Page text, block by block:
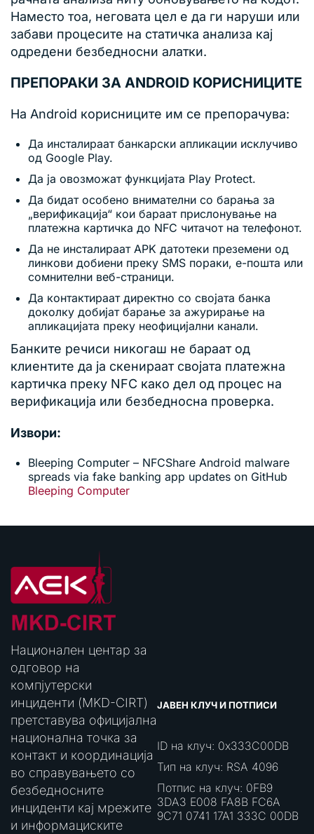
Наместо тоа, неговата цел е да ги наруши или
забави процесите на статичка анализа кај
одредени безбедносни алатки.
ПРЕПОРАКИ ЗА ANDROID КОРИСНИЦИТЕ
На Android корисниците им се препорачува:
Да инсталираат банкарски апликации исклучиво
од Google Play.
Да ја овозможат функцијата Play Protect.
Да бидат особено внимателни со барања за
„верификација“ кои бараат прислонување на
платежна картичка до NFC читачот на телефонот.
Да не инсталираат APK датотеки преземени од
линкови добиени преку SMS пораки, е-пошта или
сомнителни веб-страници.
Да контактираат директно со својата банка
доколку добијат барање за ажурирање на
апликацијата преку неофицијални канали.
Банките речиси никогаш не бараат од
клиентите да ја скенираат својата платежна
картичка преку NFC како дел од процес на
верификација или безбедносна проверка.
Извори:
Bleeping Computer – NFCShare Android malware
spreads via fake banking app updates on GitHub
Bleeping Computer
Национален центар за
одговор на
компјутерски
инциденти (MKD-CIRT)
претставува официјална
национална точка за
контакт и координација
во справувањето со
безбедносните
инциденти кај мрежите
и информациските
ЈАВЕН КЛУЧ И ПОТПИСИ
ID на клуч: 0x333C00DB
Тип на клуч: RSA 4096
Потпис на клуч: 0FB9
3DA3 E008 FA8B FC6A
9C71 0741 17A1 333C 00DB